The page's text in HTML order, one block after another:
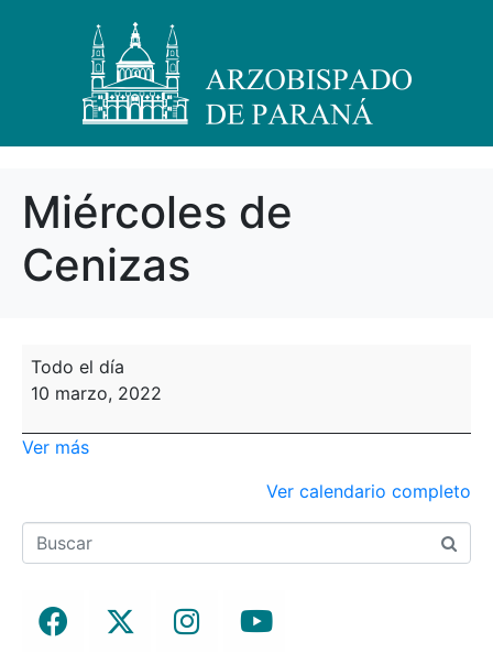
Miércoles de
Cenizas
Todo el día
10 marzo, 2022
Ver más
Ver calendario completo